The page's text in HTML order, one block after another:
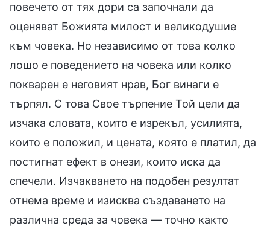
повечето от тях дори са започнали да
оценяват Божията милост и великодушие
към човека. Но независимо от това колко
лошо е поведението на човека или колко
покварен е неговият нрав, Бог винаги е
търпял. С това Свое търпение Той цели да
изчака словата, които е изрекъл, усилията,
които е положил, и цената, която е платил, да
постигнат ефект в онези, които иска да
спечели. Изчакването на подобен резултат
отнема време и изисква създаването на
различна среда за човека — точно както